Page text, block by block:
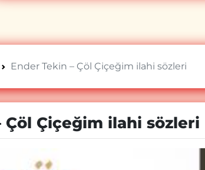
Ender Tekin – Çöl Çiçeğim ilahi sözleri
Çöl Çiçeğim ilahi sözleri